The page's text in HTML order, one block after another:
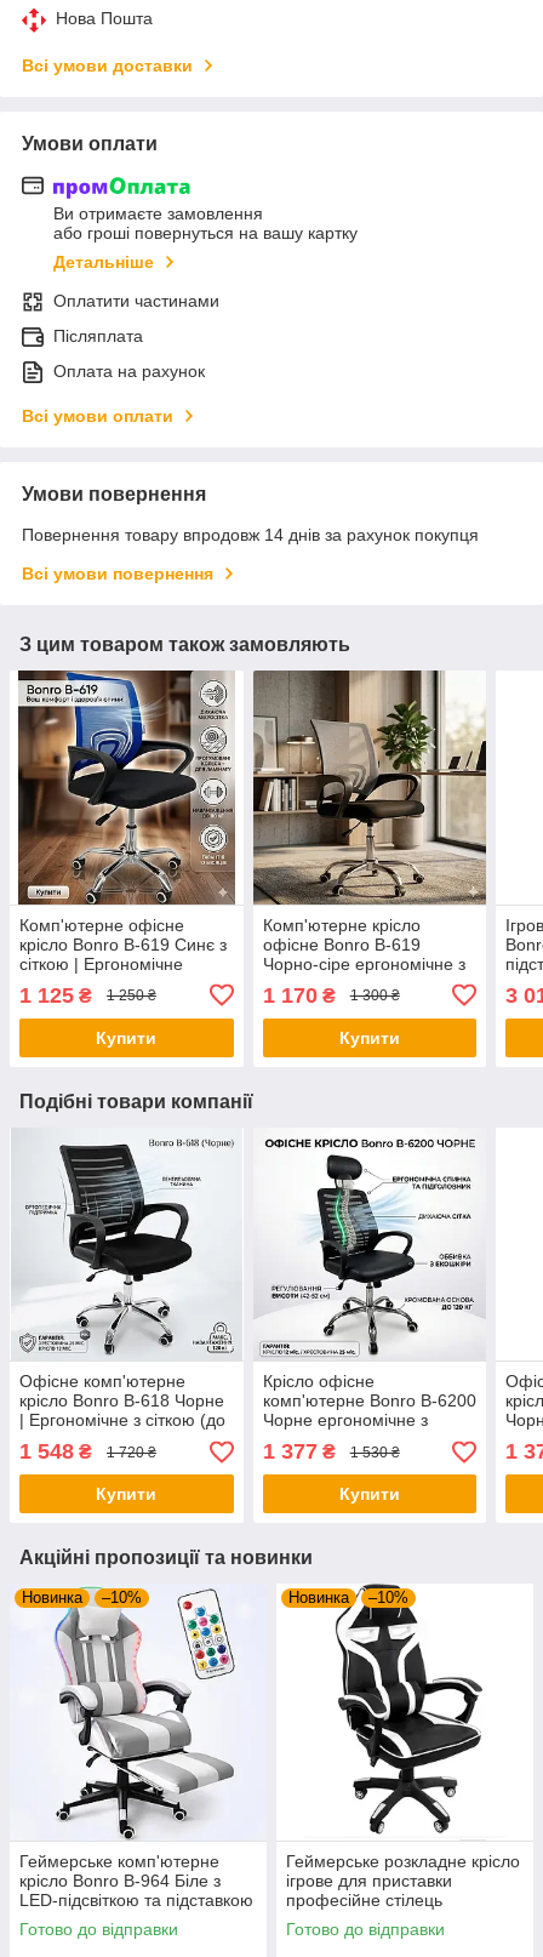
Нова Пошта
Всі умови доставки
Умови оплати
Ви отримаєте замовлення
або гроші повернуться на вашу картку
Детальніше
Оплатити частинами
Післяплата
Оплата на рахунок
Всі умови оплати
Умови повернення
Повернення товару впродовж 14 днів за рахунок покупця
Всі умови повернення
З цим товаром також замовляють
Комп'ютерне офісне
крісло Bonro B-619 Синє з
сіткою | Ергономічне
школяра та офісу
1 125 ₴ 1 250 ₴
Купити
Комп'ютерне крісло
офісне Bonro B-619
Чорно-сіре ергономічне з
вентильованою спинкою
для дому та роботи
1 170₴ 1 300 ₴
Купити
3
Подібні товари компанії
Офісне комп'ютерне
крісло Bonro B-618 Чорне
| Ергономічне з сіткою (до
120 кг)
1 548 ₴ 1 720 ₴
Купити
Крісло офісне
комп'ютерне Bonro B-6200
Чорне ергономічне з
вентильованою сіткою (до
120 кг)
1 377₴ 1 530 ₴
Купити
1
Акційні пропозиції та новинки
Новинка –10%
Геймерське комп'ютерне
крісло Bonro B-964 Біле з
LED-підсвіткою та підставкою
для ніг (до 150 кг)
Готово до відправки
Новинка –10%
Геймерське розкладне крісло
ігрове для приставки
професійне стілець
комп'ютерний Bonro B 8 2 7
білий
Готово до відправки